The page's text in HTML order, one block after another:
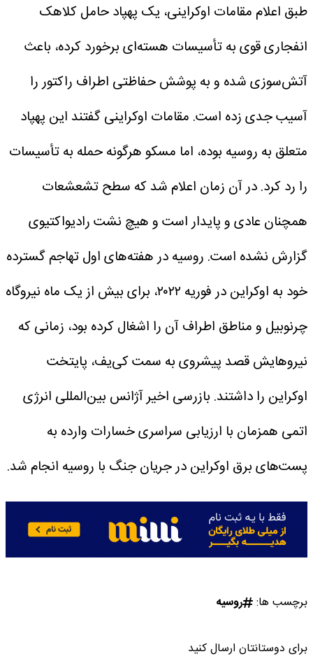
طبق اعلام مقامات اوکراینی، یک پهپاد حامل کلاهک
انفجاری قوی به تأسیسات هسته‌ای برخورد کرده، باعث
آتش‌سوزی شده و به پوشش حفاظتی اطراف راکتور را
آسیب جدی زده است. مقامات اوکراینی گفتند این پهپاد
متعلق به روسیه بوده، اما مسکو هرگونه حمله به تأسیسات
را رد کرد.در آن زمان اعلام شد که سطح تشعشعات
همچنان عادی و پایدار است و هیچ نشت رادیواکتیوی
گزارش نشده است. روسیه در هفته‌های اول تهاجم گسترده
خود به اوکراین در فوریه ۲۰۲۲، برای بیش از یک ماه نیروگاه
چرنوبیل و مناطق اطراف آن را اشغال کرده بود، زمانی که
نیروهایش قصد پیشروی به سمت کی‌یف، پایتخت
اوکراین را داشتند. بازرسی اخیر آژانس بین‌المللی انرژی
اتمی همزمان با ارزیابی سراسری خسارات وارده به
پست‌های برق اوکراین در جریان جنگ با روسیه انجام شد.
برچسب ها: روسیه
برای دوستانتان ارسال کنید